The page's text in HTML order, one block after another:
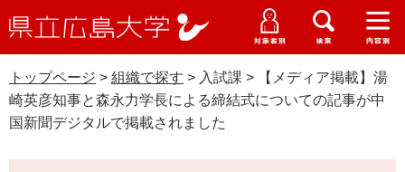
ー
ジ
先
頭
ニ
ュ
を
飛
ニ
ー
ニ
ー
ニ
ュ
ー
立
大
学
受験生の皆さま
在学生の皆さま
受験生特設サイト
WEB版大学案内
資料請求
交通アクセス
大学概要
学部・大学院・専攻科
トップページ > 組織で探す > 入試課 >
【メディア掲載】湯
崎英彦知事と森永力学長による締結式についての記事が中
国新聞デジタルで掲載されました